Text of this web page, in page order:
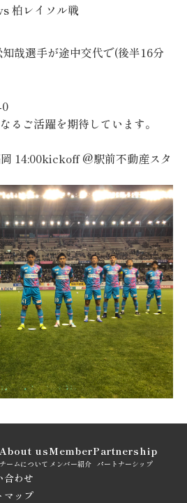
柏レイソル戦
哉選手が途中交代で(後半16分
るご活躍を期待しています。
14:00kickoff @駅前不動産スタ
チームについて
About us
メンバー紹介
Member
パートナーシップ
Partnership
合わせ
マップ